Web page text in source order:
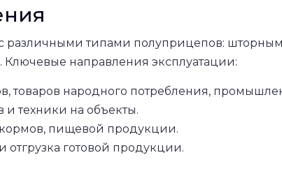
с различными типами полуприцепов:
направления эксплуатации:
товаров народного потребления,
и техники на объекты.
пищевой продукции.
готовой продукции.